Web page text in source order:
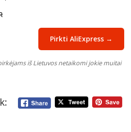
Pirkti AliExpress →
iš Lietuvos netaikomi jokie muitai